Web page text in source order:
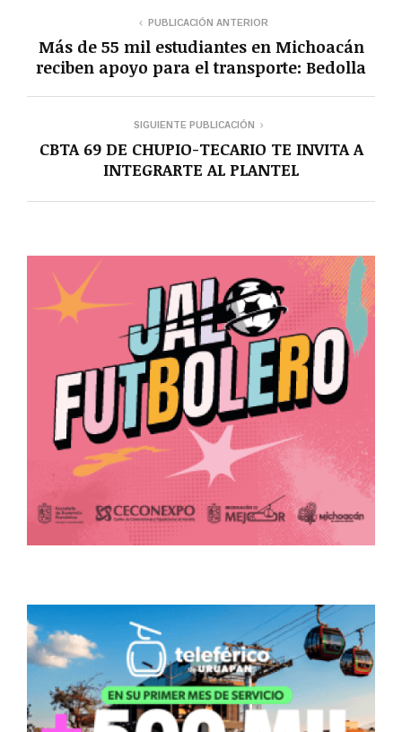
PUBLICACIÓN ANTERIOR
Más de 55 mil estudiantes en Michoacán
reciben apoyo para el transporte: Bedolla
SIGUIENTE PUBLICACIÓN
CBTA 69 DE CHUPIO-TECARIO TE INVITA A
INTEGRARTE AL PLANTEL